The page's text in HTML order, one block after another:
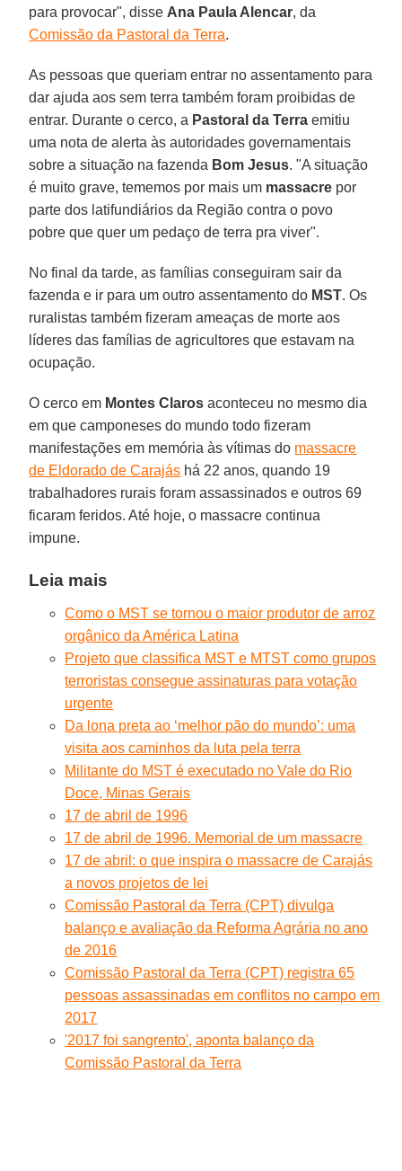
para provocar", disse Ana Paula Alencar, da
Comissão da Pastoral da Terra.
As pessoas que queriam entrar no assentamento para
dar ajuda aos sem terra também foram proibidas de
entrar. Durante o cerco, a Pastoral da Terra emitiu
uma nota de alerta às autoridades governamentais
sobre a situação na fazenda Bom Jesus. "A situação
é muito grave, tememos por mais um massacre por
parte dos latifundiários da Região contra o povo
pobre que quer um pedaço de terra pra viver".
No final da tarde, as famílias conseguiram sair da
fazenda e ir para um outro assentamento do MST. Os
ruralistas também fizeram ameaças de morte aos
líderes das famílias de agricultores que estavam na
ocupação.
O cerco em Montes Claros aconteceu no mesmo dia
em que camponeses do mundo todo fizeram
manifestações em memória às vítimas do massacre
de Eldorado de Carajás há 22 anos, quando 19
trabalhadores rurais foram assassinados e outros 69
ficaram feridos. Até hoje, o massacre continua
impune.
Leia mais
Como o MST se tornou o maior produtor de arroz
orgânico da América Latina
Projeto que classifica MST e MTST como grupos
terroristas consegue assinaturas para votação
urgente
Da lona preta ao ‘melhor pão do mundo’: uma
visita aos caminhos da luta pela terra
Militante do MST é executado no Vale do Rio
Doce, Minas Gerais
17 de abril de 1996
17 de abril de 1996. Memorial de um massacre
17 de abril: o que inspira o massacre de Carajás
a novos projetos de lei
Comissão Pastoral da Terra (CPT) divulga
balanço e avaliação da Reforma Agrária no ano
de 2016
Comissão Pastoral da Terra (CPT) registra 65
pessoas assassinadas em conflitos no campo em
2017
'2017 foi sangrento', aponta balanço da
Comissão Pastoral da Terra